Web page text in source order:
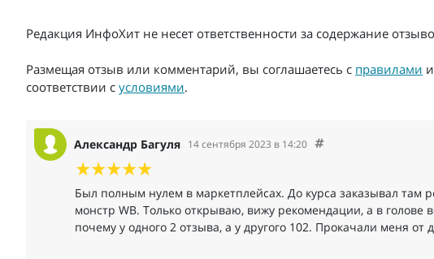
Редакция ИнфоХит не несет ответственности за содержание
Размещая отзыв или комментарий, вы соглашаетесь с правилами
соответствии с условиями.
Александр Багуля 14 сентября 2023 в 14:20
Был полным нулем в маркетплейсах. До курса заказывал там
монстр WB. Только открываю, вижу рекомендации, а в
почему у одного 2 отзыва, а у другого 102. Прокачали меня